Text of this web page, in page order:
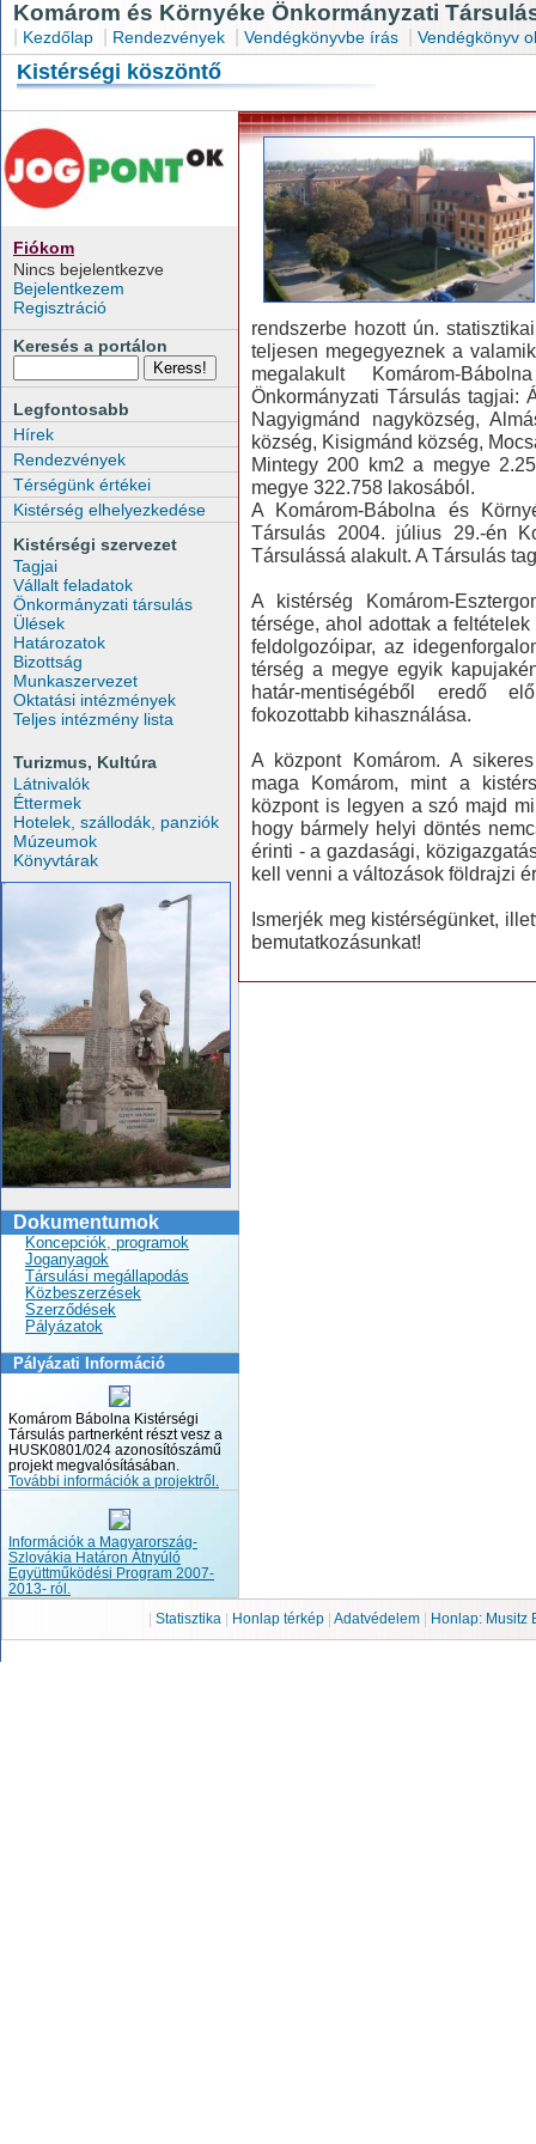
Komárom és Környéke Önkormányzati
Kezdőlap Rendezvények Vendégkönyvbe írás Vendégkönyv
Kistérségi köszöntő
Fiókom
Nincs bejelentkezve
Bejelentkezem
Regisztráció
Keresés a portálon
Legfontosabb
Hírek
Rendezvények
Térségünk értékei
Kistérség elhelyezkedése
Kistérségi szervezet
Tagjai
Vállalt feladatok
Önkormányzati társulás
Ülések
Határozatok
Bizottság
Munkaszervezet
Oktatási intézmények
Teljes intézmény lista
Turizmus, Kultúra
Látnivalók
Éttermek
Hotelek, szállodák, panziók
Múzeumok
Könyvtárak
Dokumentumok
Koncepciók, programok
Joganyagok
Társulási megállapodás
Közbeszerzések
Szerződések
Pályázatok
Pályázati Információ
Komárom Bábolna Kistérségi
Társulás partnerként részt vesz a
HUSK0801/024 azonosítószámű
projekt megvalósításában.
További információk a projektről.
Információk a Magyarország-
Szlovákia Határon Átnyúló
Együttműködési Program 2007-
2013- ról.
rendszerbe hozott ún.
teljesen megegyeznek a
megalakult Komárom-
Önkormányzati Társulás tagjai:
Nagyigmánd nagyközség,
község, Kisigmánd község,
Mintegy 200 km2 a megye
megye 322.758 lakosából.
A Komárom-Bábolna és
Társulás 2004. július 29.-én
Társulássá alakult. A Társulás
A kistérség Komárom-
térsége, ahol adottak a
feldolgozóipar, az
térség a megye egyik
határ-mentiségéből eredő
fokozottabb kihasználása.
A központ Komárom. A
maga Komárom, mint a
központ is legyen a szó majd
hogy bármely helyi döntés
érinti - a gazdasági,
kell venni a változások földrajzi
Ismerjék meg kistérségünket,
bemutatkozásunkat!
Statisztika Honlap térkép Adatvédelem| Honlap: Musitz